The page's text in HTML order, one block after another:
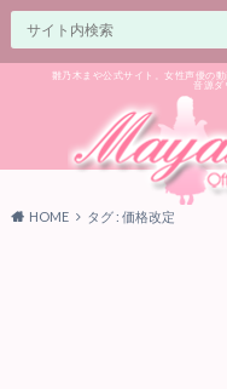
雛乃木まや公式サイト。女性声優の
音源ダ
HOME タグ : 価格改定